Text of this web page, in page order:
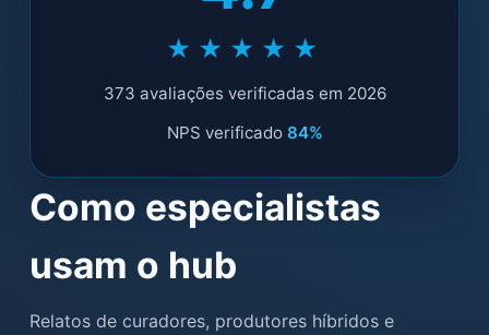
★★★★★
373 avaliações verificadas em 2026
NPS verificado 84%
Como especialistas
usam o hub
Relatos de curadores, produtores híbridos e